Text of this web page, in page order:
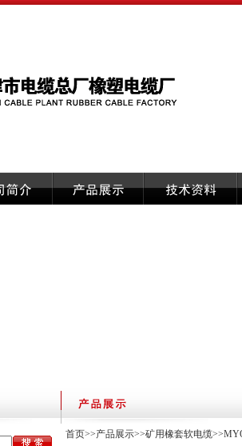
首页>>产品展示>>矿用橡套软电缆>>